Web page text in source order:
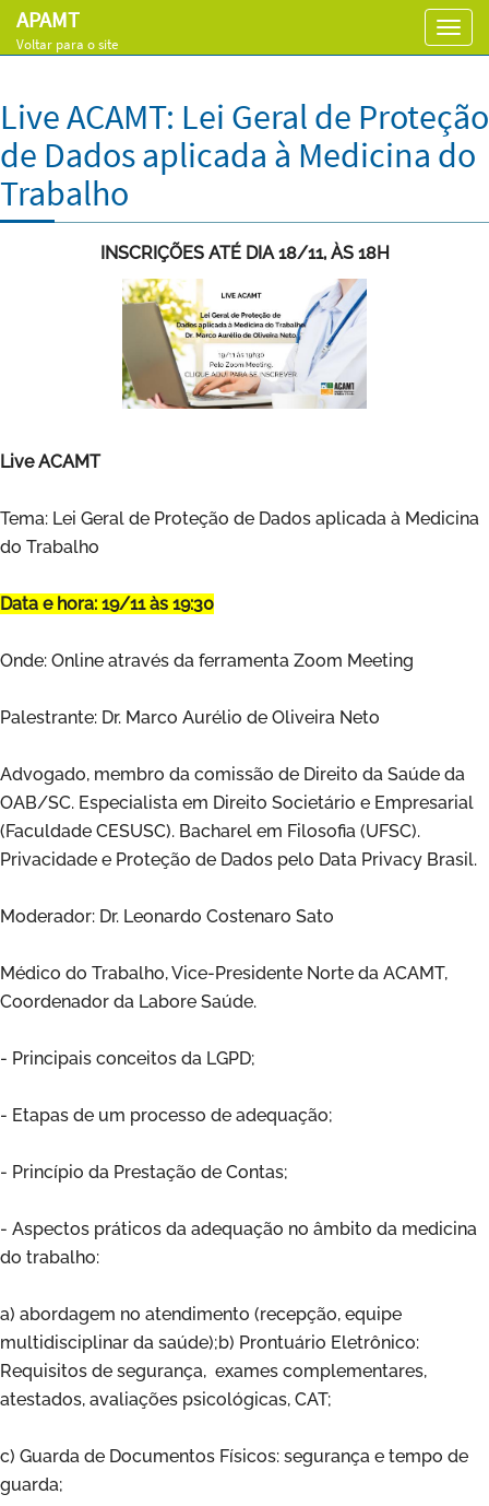
APAMT
Voltar para o site
Live ACAMT: Lei Geral de Proteção
de Dados aplicada à Medicina do
Trabalho
INSCRIÇÕES ATÉ DIA 18/11, ÀS 18H
Live ACAMT
Tema: Lei Geral de Proteção de Dados aplicada à Medicina
do Trabalho
Data e hora: 19/11 às 19:30
Onde: Online através da ferramenta Zoom Meeting
Palestrante: Dr. Marco Aurélio de Oliveira Neto
Advogado, membro da comissão de Direito da Saúde da
OAB/SC. Especialista em Direito Societário e Empresarial
(Faculdade CESUSC). Bacharel em Filosofia (UFSC).
Privacidade e Proteção de Dados pelo Data Privacy Brasil.
Moderador: Dr. Leonardo Costenaro Sato
Médico do Trabalho, Vice-Presidente Norte da ACAMT,
Coordenador da Labore Saúde.
- Principais conceitos da LGPD;
- Etapas de um processo de adequação;
- Princípio da Prestação de Contas;
- Aspectos práticos da adequação no âmbito da medicina
do trabalho:
a) abordagem no atendimento (recepção, equipe
multidisciplinar da saúde);b) Prontuário Eletrônico:
Requisitos de segurança, exames complementares,
atestados, avaliações psicológicas, CAT;
c) Guarda de Documentos Físicos: segurança e tempo de
guarda;